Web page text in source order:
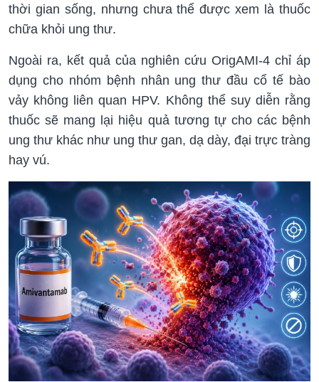
thời gian sống, nhưng chưa thể được xem là thuốc
chữa khỏi ung thư.
Ngoài ra, kết quả của nghiên cứu OrigAMI-4 chỉ áp
dụng cho nhóm bệnh nhân ung thư đầu cổ tế bào
vảy không liên quan HPV. Không thể suy diễn rằng
thuốc sẽ mang lại hiệu quả tương tự cho các bệnh
ung thư khác như ung thư gan, dạ dày, đại trực tràng
hay vú.